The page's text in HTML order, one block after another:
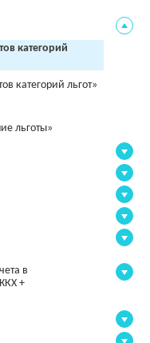
категорий
категорий льгот»
льготы»
в
+